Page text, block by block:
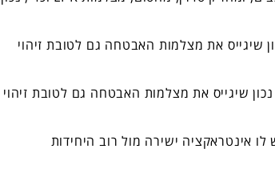
שיגייס את מצלמות האבטחה גם לטובת זיהוי
שיגייס את מצלמות האבטחה גם לטובת זיהוי
אינטראקציה ישירה מול רוב היחידות